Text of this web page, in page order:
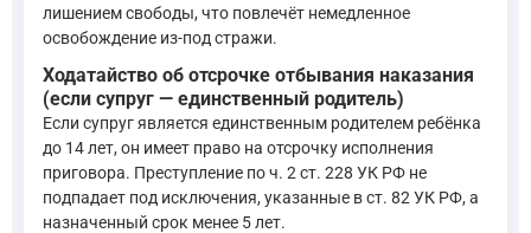
Если кассационная жалоба не будет удовлетворена,
Вступившие в законную силу судебные решения,
—Уголовно-процессуальный кодекс Российской
Надзорные жалоба, представление подаются
—Уголовно-процессуальный кодекс Российской
лишением свободы, что повлечёт немедленное
освобождение из-под стражи.
Ходатайство об отсрочке отбывания наказания
(если супруг — единственный родитель)
Если супруг является единственным родителем ребёнка
до 14 лет, он имеет право на отсрочку исполнения
приговора. Преступление по ч. 2 ст. 228 УК РФ не
подпадает под исключения, указанные в ст. 82 УК РФ, а
назначенный срок менее 5 лет.